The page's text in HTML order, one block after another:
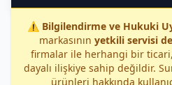
⚠️ Bilgilendirme ve Hukuki
markasının yetkili servisi
firmalar ile herhangi bir
dayalı ilişkiye sahip değildir.
ürünleri hakkında